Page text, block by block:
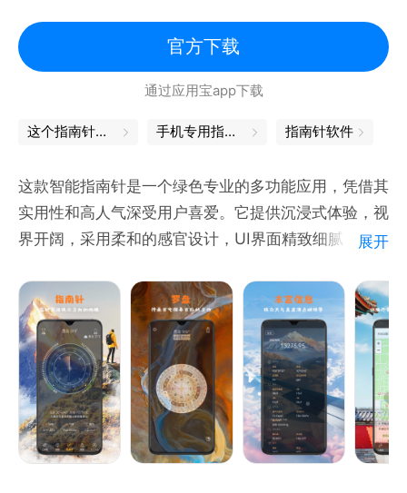
罗盘GPS显示相对于地理主要方向的方向，真正的北
部和北部，南部，东部和西部坐标，旅行速度，日期，
时间和地图，使导航您的世界更快更容易。
_超级指南针地图导航，地图导航更精确。
官方下载
通过应用宝app下载
这个指南针可以找着北 手机专用指南针 指南针软件
这款智能指南针是一个绿色专业的多功能应用，凭借其
实用性和高人气深受用户喜爱。它提供沉浸式体验，视
界开阔，采用柔和的感官设计，UI界面精致细腻。
它功能强大，操作简便，整体表现非常出色：
·清晰指南：精确显示空间方位，提供全面的地理信
息。
·传统罗盘：融合华夏古文化，探寻神秘的东方智慧。
·流畅画面：画面效果精心优化，性能卓越。
·街景地图：实景展示所选地点，身临其境般感受街景
影像。
展开